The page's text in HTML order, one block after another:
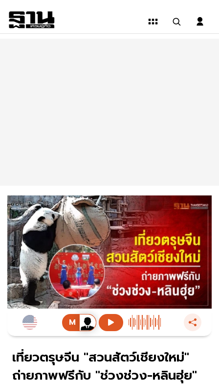
เที่ยวตรุษจีน "สวนสัตว์เชียงใหม่"
ถ่ายภาพฟรีกับ "ช่วงช่วง-หลินฮุ่ย"